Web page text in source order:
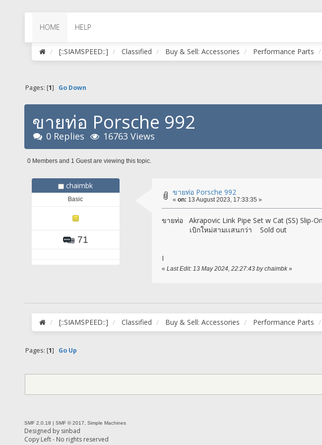
HOME HELP
[::SIAMSPEED::] Classified Buy & Sell: Accessories Performance Parts
Pages: [1] Go Down
ขายท่อ Porsche 992
0 Replies 16763 Views
0 Members and 1 Guest are viewing this topic.
chaimbk
Basic
71
ขายท่อ Porsche 992
«on: 13 August 2023, 17:33:35 »
ขายท่อ Akrapovic Link Pipe Set w Cat (SS) Slip-
เบิกใหม่สามเเสนกว่า Sold out
I
«Last Edit: 13 May 2024, 22:27:43 by chaimbk»
[::SIAMSPEED::] Classified Buy & Sell: Accessories Performance Parts
Pages: [1] Go Up
SMF 2.0.18 | SMF © 2017, Simple Machines
Designed by sinbad
Copy Left - No rights reserved